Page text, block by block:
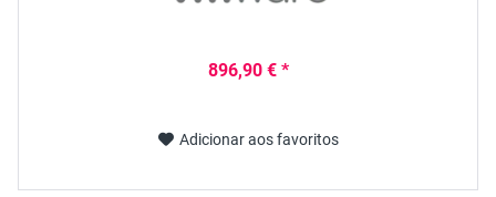
896,90 € *
Adicionar aos favoritos